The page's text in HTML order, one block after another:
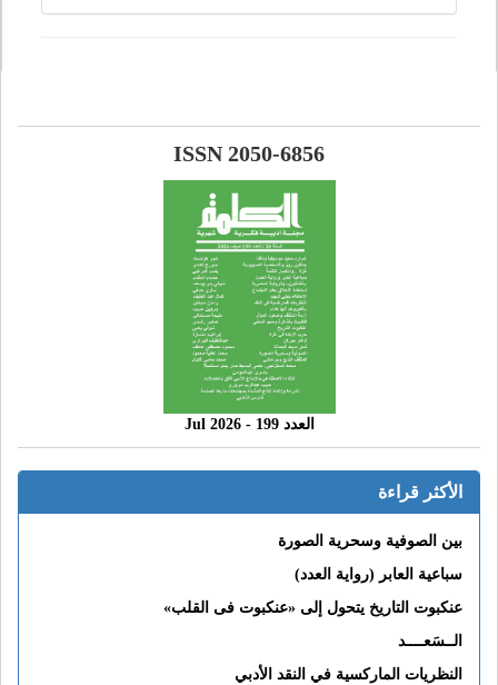
ISSN 2050-6856
العدد 199 - 2026 Jul
الأكثر قراءة
بين الصوفية وسحرية الصورة
سباعية العابر (رواية العدد)
عنكبوت التاريخ يتحول إلى «عنكبوت فى القلب»
الــسَعــــد
النظريات الماركسية في النقد الأدبي